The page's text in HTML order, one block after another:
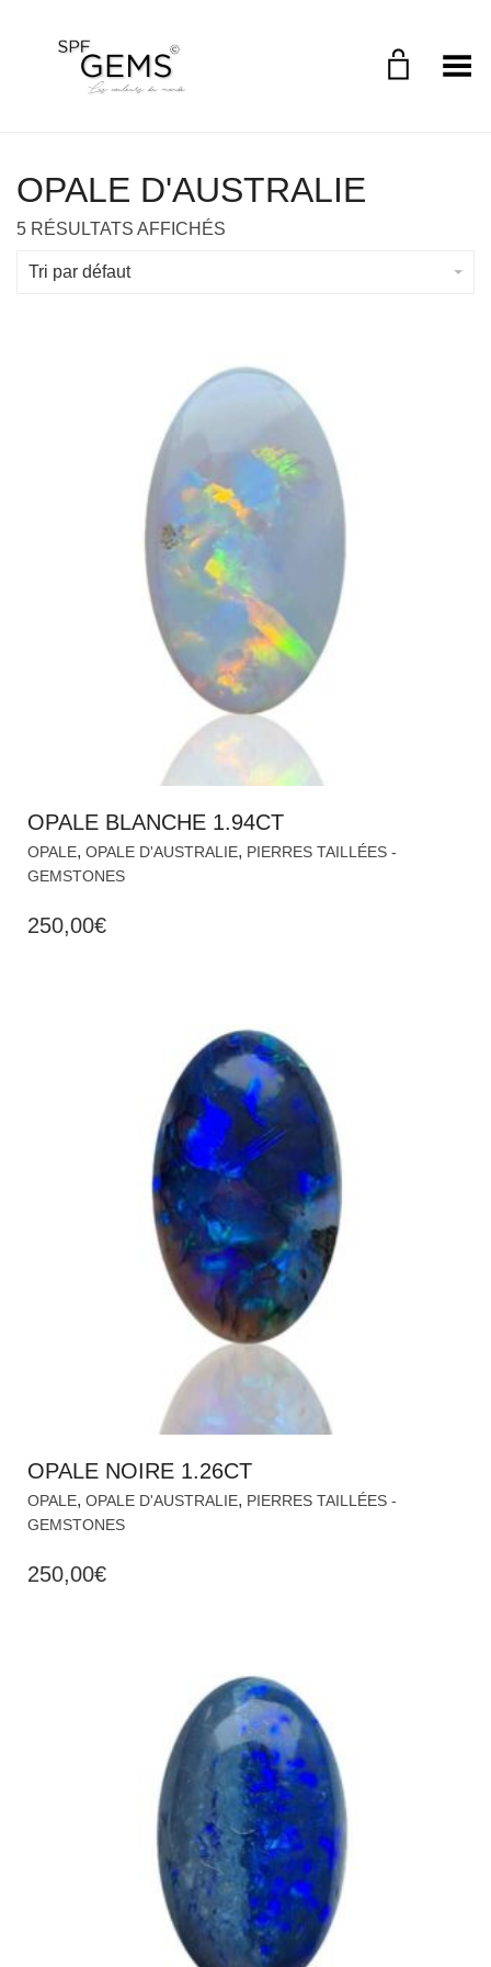
Toggle Menu
OPALE D'AUSTRALIE
5 RÉSULTATS AFFICHÉS
Tri par défaut
OPALE BLANCHE 1.94CT
OPALE, OPALE D'AUSTRALIE, PIERRES TAILLÉES -
GEMSTONES
250,00€
OPALE NOIRE 1.26CT
OPALE, OPALE D'AUSTRALIE, PIERRES TAILLÉES -
GEMSTONES
250,00€